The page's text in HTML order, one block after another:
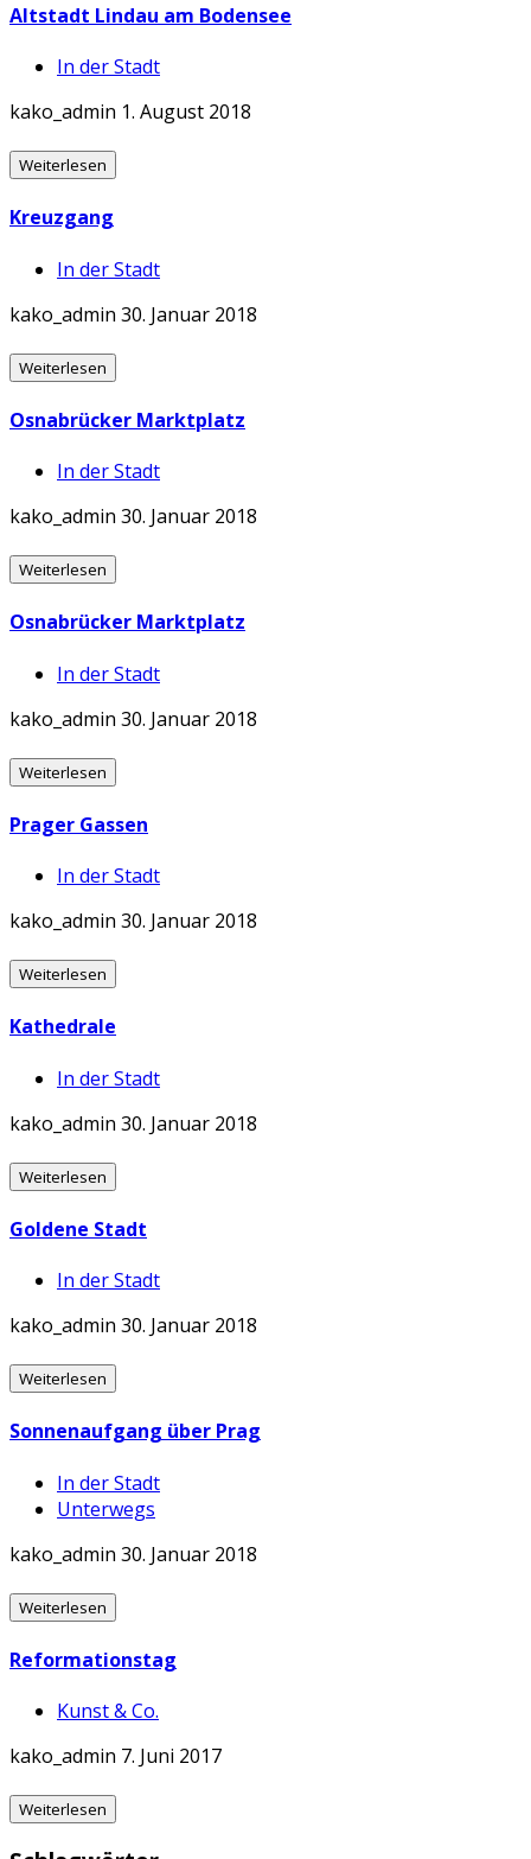
Altstadt Lindau am Bodensee
In der Stadt
kako_admin 1. August 2018
Weiterlesen
Kreuzgang
In der Stadt
kako_admin 30. Januar 2018
Weiterlesen
Osnabrücker Marktplatz
In der Stadt
kako_admin 30. Januar 2018
Weiterlesen
Osnabrücker Marktplatz
In der Stadt
kako_admin 30. Januar 2018
Weiterlesen
Prager Gassen
In der Stadt
kako_admin 30. Januar 2018
Weiterlesen
Kathedrale
In der Stadt
kako_admin 30. Januar 2018
Weiterlesen
Goldene Stadt
In der Stadt
kako_admin 30. Januar 2018
Weiterlesen
Sonnenaufgang über Prag
In der Stadt
Unterwegs
kako_admin 30. Januar 2018
Weiterlesen
Reformationstag
Kunst & Co.
kako_admin 7. Juni 2017
Weiterlesen